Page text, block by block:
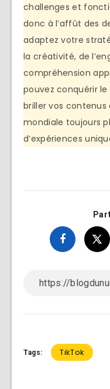
challenges et
donc à l’affût des
adaptez votre
la créativité, de
compréhension
pouvez conquérir
briller vos contenus
mondiale toujours
d’expériences
Tags: TikTok